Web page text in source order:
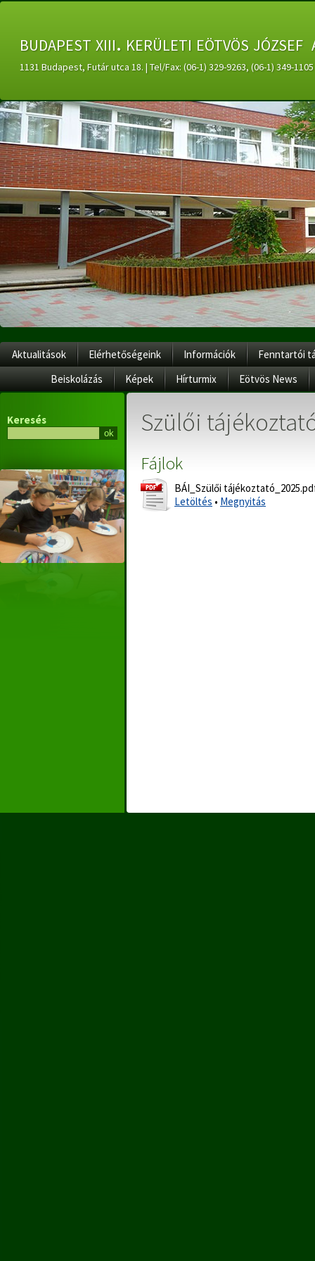
budapest xiii. kerületi eötvös
1131 Budapest, Futár utca 18. | Tel/Fax: (06-1) 329-9263, (06-1) 349-
Aktualitások Elérhetőségeink Információk
Fenntartói
Beiskolázás
Képek Hírturmix Eötvös News
Keresés Szülői
Fájlok
BÁI_Szülői
Letöltés • Megnyitás